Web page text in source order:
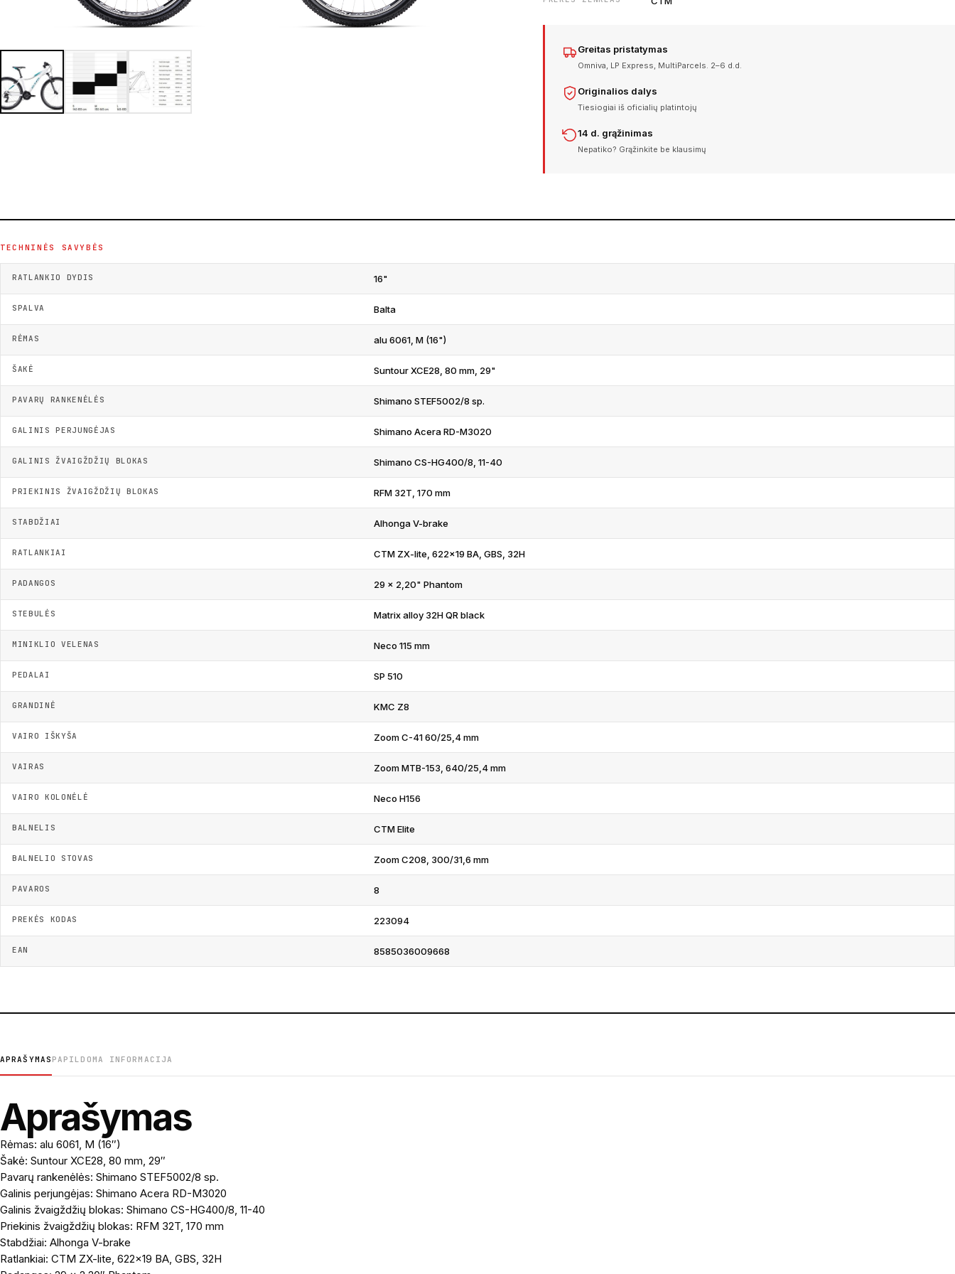
Greitas pristatymas
Omniva, LP Express, MultiParcels. 2–6 d.d.
Originalios dalys
Tiesiogiai iš oficialių platintojų
14 d. grąžinimas
Nepatiko? Grąžinkite be klausimų
TECHNINĖS SAVYBĖS
RATLANKIO DYDIS 16"
SPALVA Balta
RĖMAS alu 6061, M (16")
ŠAKĖ Suntour XCE28, 80 mm, 29"
PAVARŲ RANKENĖLĖS Shimano STEF5002/8 sp.
GALINIS PERJUNGĖJAS Shimano Acera RD-M3020
GALINIS ŽVAIGŽDŽIŲ BLOKAS Shimano CS-HG400/8, 11-40
PRIEKINIS ŽVAIGŽDŽIŲ BLOKAS RFM 32T, 170 mm
STABDŽIAI Alhonga V-brake
RATLANKIAI CTM ZX-lite, 622x19 BA, GBS, 32H
PADANGOS 29 x 2,20" Phantom
STEBULĖS Matrix alloy 32H QR black
MINIKLIO VELENAS Neco 115 mm
PEDALAI SP 510
GRANDINĖ KMC Z8
VAIRO IŠKYŠA Zoom C-41 60/25,4 mm
VAIRAS Zoom MTB-153, 640/25,4 mm
VAIRO KOLONĖLĖ Neco H156
BALNELIS CTM Elite
BALNELIO STOVAS Zoom C208, 300/31,6 mm
PAVAROS 8
PREKĖS KODAS 223094
EAN 8585036009668
APRAŠYMAS PAPILDOMA INFORMACIJA
Aprašymas
Rėmas: alu 6061, M (16″)
Šakė: Suntour XCE28, 80 mm, 29″
Pavarų rankenėlės: Shimano STEF5002/8 sp.
Galinis perjungėjas: Shimano Acera RD-M3020
Galinis žvaigždžių blokas: Shimano CS-HG400/8, 11-40
Priekinis žvaigždžių blokas: RFM 32T, 170 mm
Stabdžiai: Alhonga V-brake
Ratlankiai: CTM ZX-lite, 622×19 BA, GBS, 32H